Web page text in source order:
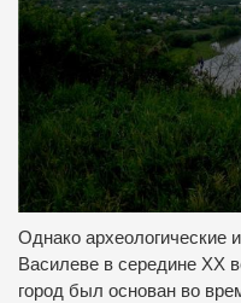
Однако археологические
Василеве в середине ХХ
город был основан во